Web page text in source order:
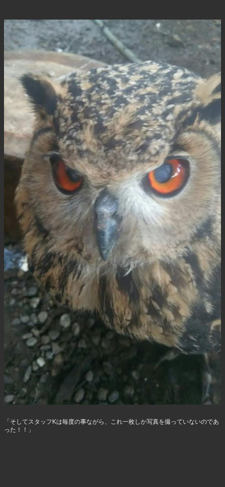
「そしてスタッフKは毎度の事ながら、これ一枚しか写真を撮っていないのであ
った！！」